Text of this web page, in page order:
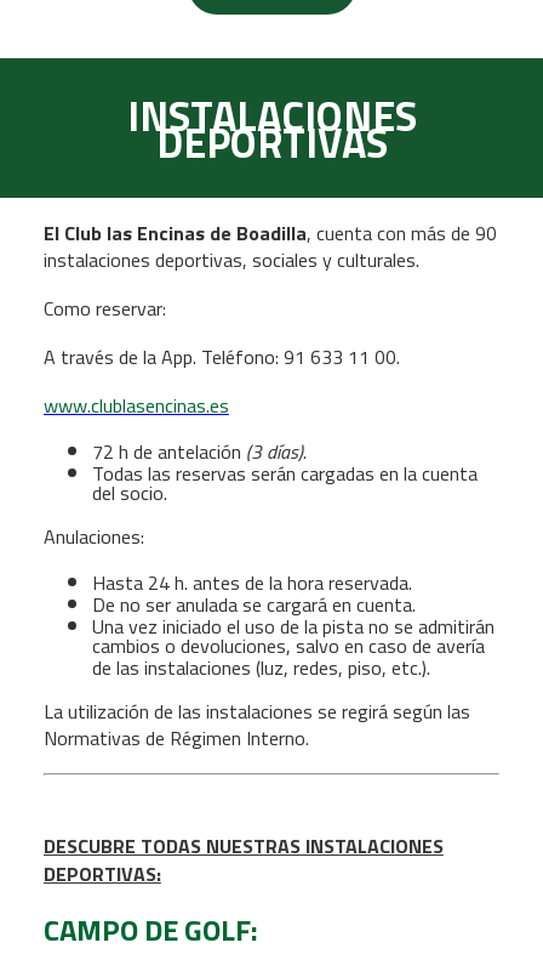
INSTALACIONES
DEPORTIVAS
El Club las Encinas de Boadilla, cuenta con más de 90
instalaciones deportivas, sociales y culturales.
Como reservar:
A través de la App. Teléfono: 91 633 11 00.
www.clublasencinas.es
72 h de antelación (3 días).
Todas las reservas serán cargadas en la cuenta
del socio.
Anulaciones:
Hasta 24 h. antes de la hora reservada.
De no ser anulada se cargará en cuenta.
Una vez iniciado el uso de la pista no se admitirán
cambios o devoluciones, salvo en caso de avería
de las instalaciones (luz, redes, piso, etc.).
La utilización de las instalaciones se regirá según las
Normativas de Régimen Interno.
DESCUBRE TODAS NUESTRAS INSTALACIONES
DEPORTIVAS:
CAMPO DE GOLF: